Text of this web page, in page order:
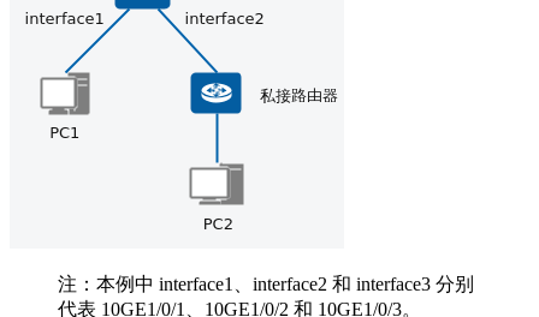
注：本例中 interface1、interface2 和 interface3 分别
代表 10GE1/0/1、10GE1/0/2 和 10GE1/0/3。